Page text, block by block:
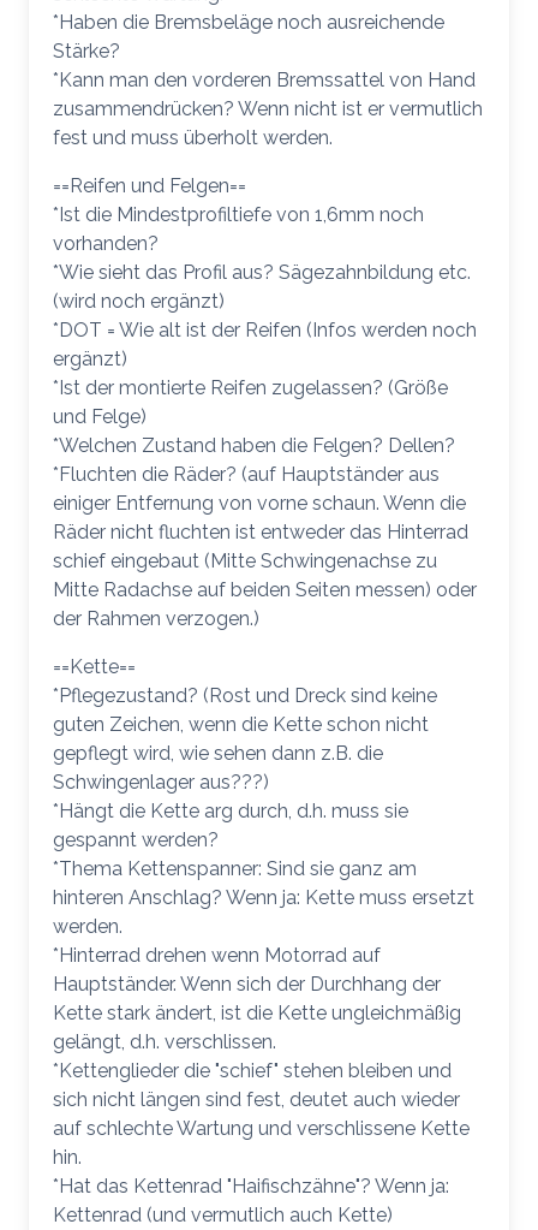
*Haben die Bremsbeläge noch ausreichende
Stärke?
*Kann man den vorderen Bremssattel von Hand
zusammendrücken? Wenn nicht ist er vermutlich
fest und muss überholt werden.
==Reifen und Felgen==
*Ist die Mindestprofiltiefe von 1,6mm noch
vorhanden?
*Wie sieht das Profil aus? Sägezahnbildung etc.
(wird noch ergänzt)
*DOT = Wie alt ist der Reifen (Infos werden noch
ergänzt)
*Ist der montierte Reifen zugelassen? (Größe
und Felge)
*Welchen Zustand haben die Felgen? Dellen?
*Fluchten die Räder? (auf Hauptständer aus
einiger Entfernung von vorne schaun. Wenn die
Räder nicht fluchten ist entweder das Hinterrad
schief eingebaut (Mitte Schwingenachse zu
Mitte Radachse auf beiden Seiten messen) oder
der Rahmen verzogen.)
==Kette==
*Pflegezustand? (Rost und Dreck sind keine
guten Zeichen, wenn die Kette schon nicht
gepflegt wird, wie sehen dann z.B. die
Schwingenlager aus???)
*Hängt die Kette arg durch, d.h. muss sie
gespannt werden?
*Thema Kettenspanner: Sind sie ganz am
hinteren Anschlag? Wenn ja: Kette muss ersetzt
werden.
*Hinterrad drehen wenn Motorrad auf
Hauptständer. Wenn sich der Durchhang der
Kette stark ändert, ist die Kette ungleichmäßig
gelängt, d.h. verschlissen.
*Kettenglieder die "schief" stehen bleiben und
sich nicht längen sind fest, deutet auch wieder
auf schlechte Wartung und verschlissene Kette
hin.
*Hat das Kettenrad "Haifischzähne"? Wenn ja:
Kettenrad (und vermutlich auch Kette)